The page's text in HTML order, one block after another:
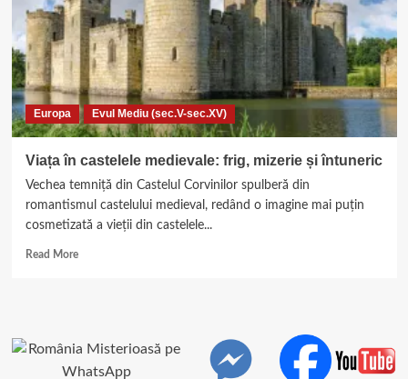
Europa Evul Mediu (sec.V-sec.XV)
Viața în castelele medievale: frig, mizerie și întuneric
Vechea temniță din Castelul Corvinilor spulberă din
romantismul castelului medieval, redând o imagine mai puțin
cosmetizată a vieții din castelele...
Read MoreRead
medievale:
frig,